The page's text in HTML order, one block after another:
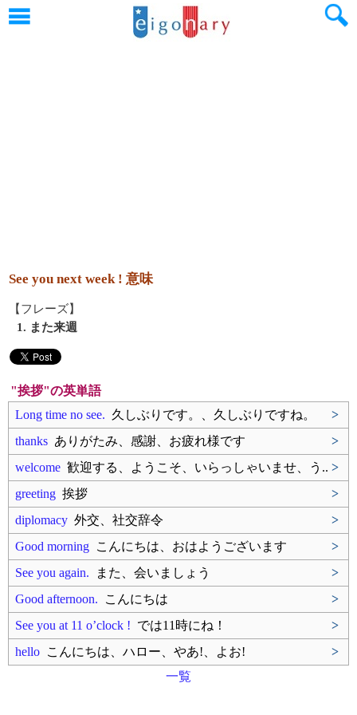
See you next week ! 意味
【フレーズ】
1. また来週
"挨拶"の英単語
Long time no see. 久しぶりです。、久しぶりですね。
>
thanks ありがたみ、感謝、お疲れ様です
>
welcome 歓迎する、ようこそ、いらっしゃいませ、う.. >
greeting 挨拶
>
diplomacy 外交、社交辞令
>
Good morning こんにちは、おはようございます
>
See you again. また、会いましょう
>
Good afternoon. こんにちは
>
See you at 11 o’clock ! では11時にね！
>
hello こんにちは、ハロー、やあ!、よお!
>
一覧